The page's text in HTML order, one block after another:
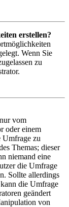
erstellen?
Wenn Sie
zu
vom
oder einem
Umfrage zu
Themas; dieser
niemand eine
die Umfrage
Sollte allerdings
die Umfrage
geändert
von